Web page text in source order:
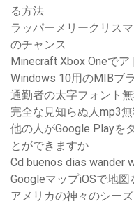
る方法
ラッパーメリークリス
のチャンス
Minecraft Xbox Oneで
Windows 10用のMIBブ
通勤者の太字フォント
完全な見知らぬ人mp3
他の人がGoogle Playを
とができますか
Cd buenos dias wander
GoogleマップiOSで地
アメリカの神々のシー